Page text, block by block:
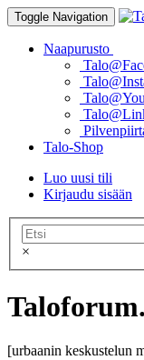
Toggle Navigation
Naapurusto
Talo-Shop
Luo uusi tili
Kirjaudu sisään
×
[urbaanin keskustelun